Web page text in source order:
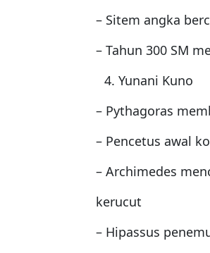
– Sitem angka
– Tahun 300 SM
Yunani Kuno
– Pythagoras
– Pencetus awal
– Archimedes
kerucut
– Hipassus